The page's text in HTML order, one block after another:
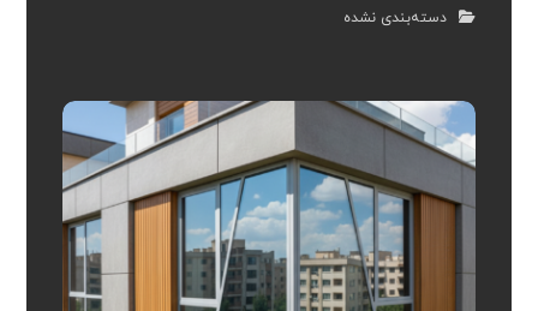
دسته‌بندی نشده